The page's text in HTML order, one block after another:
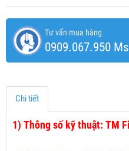
Tư vấn mua hàng
0909.067.950
Chi tiết
1) Thông số kỹ thuật: TM